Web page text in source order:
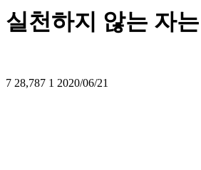
실천하지 않는 자는
7 28,787 1 2020/06/21